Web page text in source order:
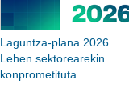
Laguntza-plana 2026.
Lehen sektorearekin
konprometituta